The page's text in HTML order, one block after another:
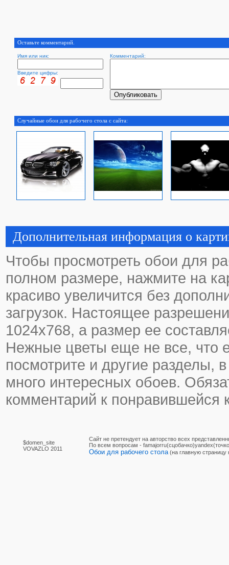
Оставьте комментарий.
Имя или ник: Комментарий:
Введите цифры:
Случайные обои для рабочего стола с сайта:
Дополнительная информация о
Чтобы просмотреть обои для
полном размере, нажмите на
красиво увеличится без
загрузок. Настоящее
1024х768, а размер ее
Нежные цветы еще не все, что
посмотрите и другие разделы,
много интересных обоев.
комментарий к понравившейся
$domen_site
VOVAZLO 2011
Сайт не претендует на авторство всех
По вcем вопросам -
Обои для рабочего стола (на главную страницу